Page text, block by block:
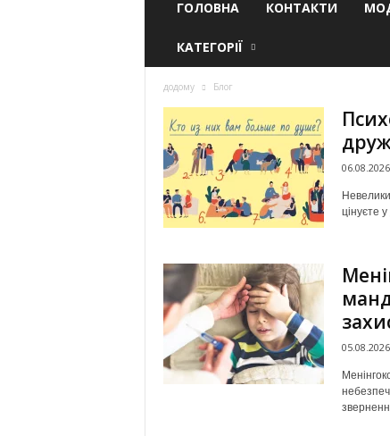
ГОЛОВНА КОНТАКТИ
КАТЕГОРІЇ
додому Блог
06.08.2026
цінуєте
05.08.2026